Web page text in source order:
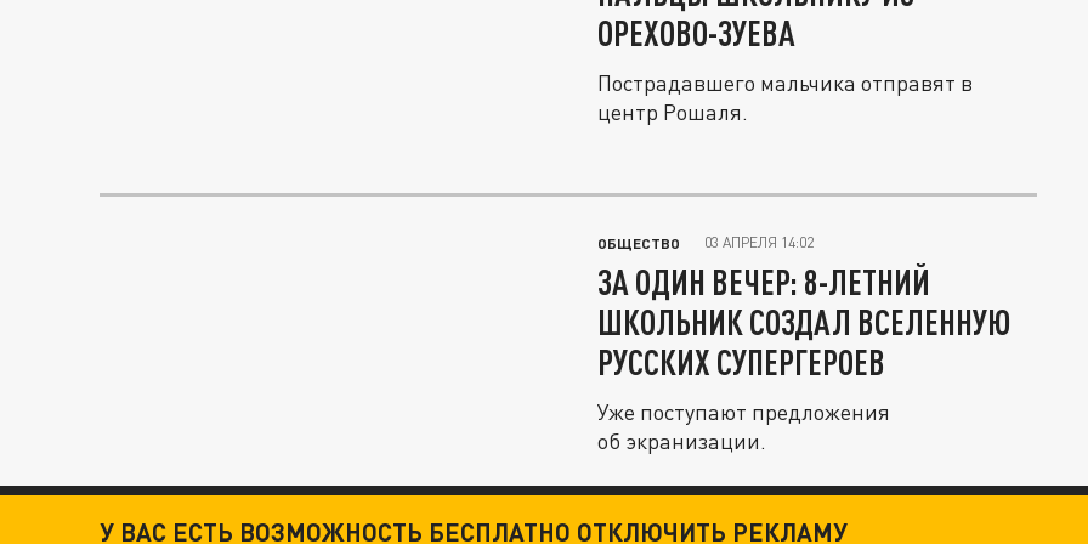
ОРЕХОВО-ЗУЕВА
Пострадавшего мальчика отправят в
центр Рошаля.
ОБЩЕСТВО 03 АПРЕЛЯ 14:02
ЗА ОДИН ВЕЧЕР: 8-ЛЕТНИЙ
ШКОЛЬНИК СОЗДАЛ ВСЕЛЕННУЮ
РУССКИХ СУПЕРГЕРОЕВ
Уже поступают предложения
об экранизации.
У ВАС ЕСТЬ ВОЗМОЖНОСТЬ БЕСПЛАТНО ОТКЛЮЧИТЬ РЕКЛАМУ